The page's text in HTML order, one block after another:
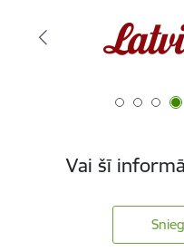
Vai šī